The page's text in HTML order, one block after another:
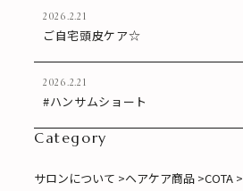
2026.2.21
ご自宅頭皮ケア☆
2026.2.21
#ハンサムショート
Category
サロンについて >ヘアケア商品 >COTA >